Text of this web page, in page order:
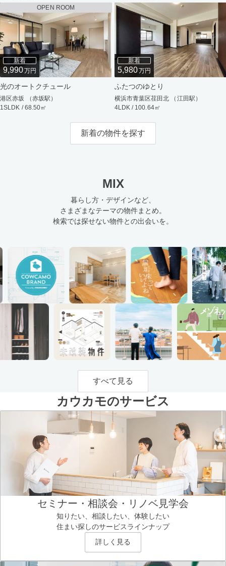
OPEN ROOM
新着
9,990万円
光のオートクチュール
港区赤坂 （赤坂駅）
1SLDK / 68.50㎡
新着
5,980万円
ふたつのゆとり
横浜市青葉区荏田北 （江田駅）
4LDK / 100.64㎡
新着の物件を探す
MIX
暮らし方・デザインなど、
さまざまなテーマの物件まとめ。
検索では探せない物件との出会いを。
すべて見る
カウカモのサービス
セミナー・相談会・リノベ見学会
知りたい、相談したい、体験したい
住まい探しのサービスラインナップ
詳しく見る